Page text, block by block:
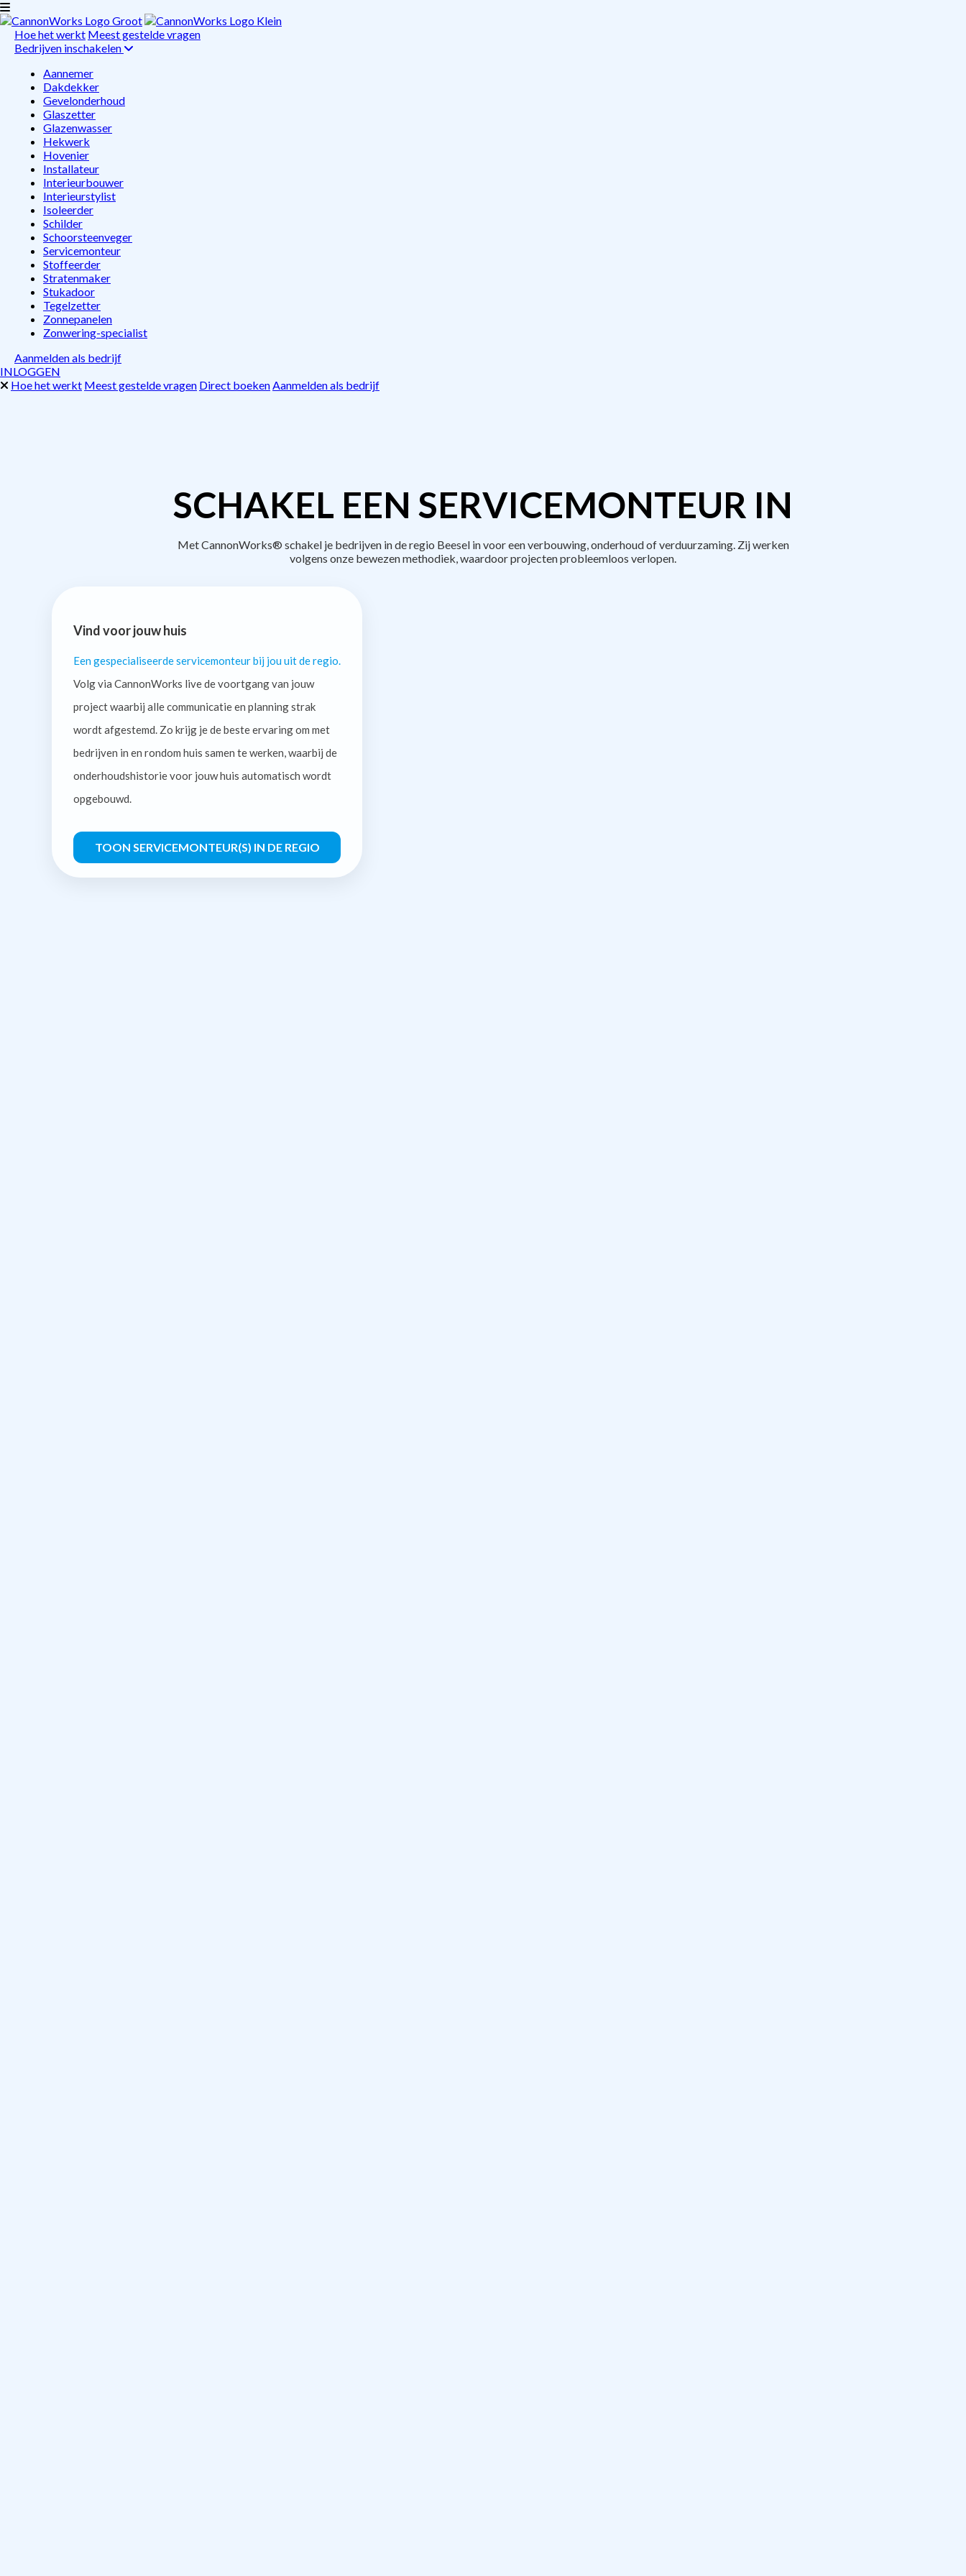
Hoe het werkt Meest gestelde vragen
Bedrijven inschakelen
Aannemer
Dakdekker
Gevelonderhoud
Glaszetter
Glazenwasser
Hekwerk
Hovenier
Installateur
Interieurbouwer
Interieurstylist
Isoleerder
Schilder
Schoorsteenveger
Servicemonteur
Stoffeerder
Stratenmaker
Stukadoor
Tegelzetter
Zonnepanelen
Zonwering-specialist
Aanmelden als bedrijf
INLOGGEN
Hoe het werkt Meest gestelde vragen Direct boekenAanmelden als bedrijf
SCHAKEL EEN SERVICEMONTEUR IN
Met CannonWorks® schakel je bedrijven in de regio Beesel in voor een verbouwing, onderhoud of verduurzaming. Zij werken
volgens onze bewezen methodiek, waardoor projecten probleemloos verlopen.
Vind voor jouw huis
Een gespecialiseerde servicemonteur bij jou uit de regio.
Volg via CannonWorks live de voortgang van jouw
project waarbij alle communicatie en planning strak
wordt afgestemd. Zo krijg je de beste ervaring om met
bedrijven in en rondom huis samen te werken, waarbij de
onderhoudshistorie voor jouw huis automatisch wordt
opgebouwd.
TOON SERVICEMONTEUR(S) IN DE REGIO